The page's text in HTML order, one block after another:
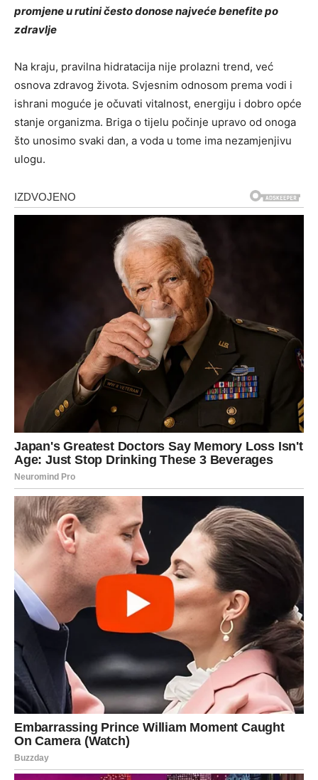
promjene u rutini često donose najveće benefite po
zdravlje
Na kraju, pravilna hidratacija nije prolazni trend, već
osnova zdravog života. Svjesnim odnosom prema vodi i
ishrani moguće je očuvati vitalnost, energiju i dobro opće
stanje organizma. Briga o tijelu počinje upravo od onoga
što unosimo svaki dan, a voda u tome ima nezamjenjivu
ulogu.